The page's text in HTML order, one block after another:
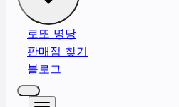
로또 명당
판매점 찾기
블로그